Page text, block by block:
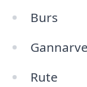
Burs
Gannarve
Rute